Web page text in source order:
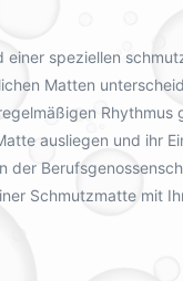
speziellen
Matten
Rhythmus
ausliegen und ihr
Schmutzmatte mit